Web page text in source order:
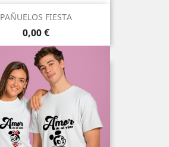
PAÑUELOS FIESTA
Precio
0,00 €